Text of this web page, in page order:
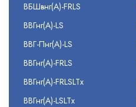
ВБШвнг(А)-FRLS
ВВГнг(А)-LS
ВВГ-Пнг(А)-LS
ВВГнг(А)-FRLS
ВВГнг(А)-FRLSLTx
ВВГнг(А)-LSLTx